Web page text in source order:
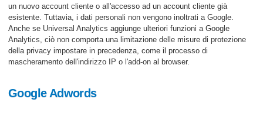
un nuovo account cliente o all'accesso ad un account cliente già
esistente. Tuttavia, i dati personali non vengono inoltrati a Google.
Anche se Universal Analytics aggiunge ulteriori funzioni a Google
Analytics, ciò non comporta una limitazione delle misure di protezione
della privacy impostare in precedenza, come il processo di
mascheramento dell'indirizzo IP o l'add-on al browser.
Google Adwords